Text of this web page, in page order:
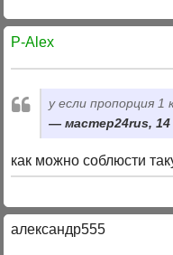
P-Alex
у если пропорция 1
мастер24rus,
как можно соблюсти
александр555